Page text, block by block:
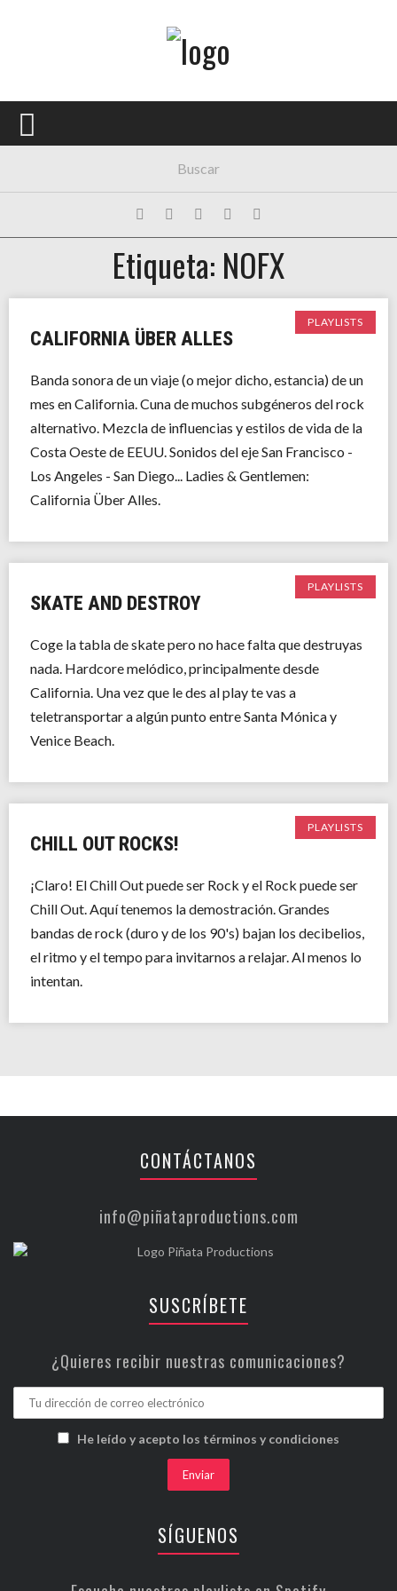
PORTADA
FESTIVALES
HISTORIAS
Etiqueta: NOFX
PLAYLISTS
CALIFORNIA ÜBER ALLES
Banda sonora de un viaje (o mejor dicho, estancia) de un
mes en California. Cuna de muchos subgéneros del rock
alternativo. Mezcla de influencias y estilos de vida de la
Costa Oeste de EEUU. Sonidos del eje San Francisco -
Los Angeles - San Diego... Ladies & Gentlemen:
California Über Alles.
PLAYLISTS
SKATE AND DESTROY
Coge la tabla de skate pero no hace falta que destruyas
nada. Hardcore melódico, principalmente desde
California. Una vez que le des al play te vas a
teletransportar a algún punto entre Santa Mónica y
Venice Beach.
PLAYLISTS
CHILL OUT ROCKS!
¡Claro! El Chill Out puede ser Rock y el Rock puede ser
Chill Out. Aquí tenemos la demostración. Grandes
bandas de rock (duro y de los 90's) bajan los decibelios,
el ritmo y el tempo para invitarnos a relajar. Al menos lo
intentan.
CONTÁCTANOS
info@piñataproductions.com
SUSCRÍBETE
¿Quieres recibir nuestras comunicaciones?
He leído y acepto los términos y condiciones
SÍGUENOS